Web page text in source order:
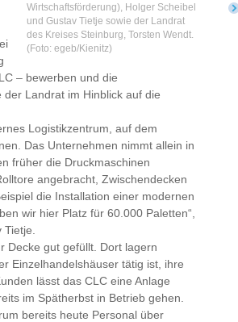
Wirtschaftsförderung), Holger Scheibel
und Gustav Tietje sowie der Landrat
des Kreises Steinburg, Torsten Wendt.
(Foto: egeb/Kienitz)
– bewerben und die
Landrat im Hinblick auf die
Logistikzentrum, auf dem
Das Unternehmen nimmt allein in
früher die Druckmaschinen
angebracht, Zwischendecken
die Installation einer modernen
wir hier Platz für 60.000 Paletten“,
Decke gut gefüllt. Dort lagern
Einzelhandelshäuser tätig ist, ihre
lässt das CLC eine Anlage
im Spätherbst in Betrieb gehen.
bereits heute Personal über